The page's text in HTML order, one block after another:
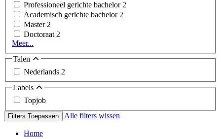
Professioneel gerichte bachelor2
Academisch gerichte bachelor2
Master2
Doctoraat2
Meer...
Talen
Nederlands 2
Labels
Topjob
Filters Toepassen Alle filters wissen
Home